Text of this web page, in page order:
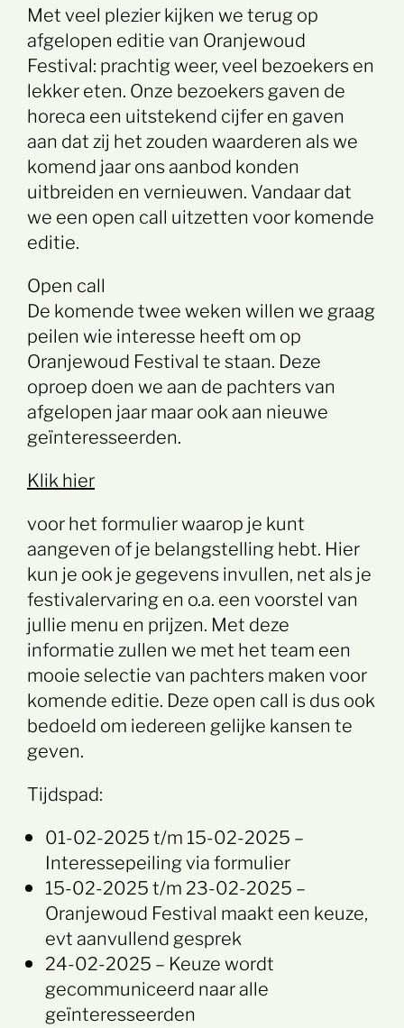
Met veel plezier kijken we terug op
afgelopen editie van Oranjewoud
Festival: prachtig weer, veel bezoekers en
lekker eten. Onze bezoekers gaven de
horeca een uitstekend cijfer en gaven
aan dat zij het zouden waarderen als we
komend jaar ons aanbod konden
uitbreiden en vernieuwen. Vandaar dat
we een open call uitzetten voor komende
editie.
Open call
De komende twee weken willen we graag
peilen wie interesse heeft om op
Oranjewoud Festival te staan. Deze
oproep doen we aan de pachters van
afgelopen jaar maar ook aan nieuwe
geïnteresseerden.
Klik hier
voor het formulier waarop je kunt
aangeven of je belangstelling hebt. Hier
kun je ook je gegevens invullen, net als je
festivalervaring en o.a. een voorstel van
jullie menu en prijzen. Met deze
informatie zullen we met het team een
mooie selectie van pachters maken voor
komende editie. Deze open call is dus ook
bedoeld om iedereen gelijke kansen te
geven.
Tijdspad:
01-02-2025 t/m 15-02-2025 –
Interessepeiling via formulier
15-02-2025 t/m 23-02-2025 –
Oranjewoud Festival maakt een keuze,
evt aanvullend gesprek
24-02-2025 – Keuze wordt
gecommuniceerd naar alle
geïnteresseerden